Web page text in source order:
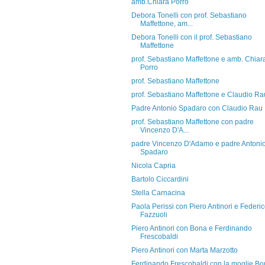
amb.Chiara Porro
Debora Tonelli con prof. Sebastiano
Maffettone, am...
Debora Tonelli con il prof. Sebastiano
Maffettone
prof. Sebastiano Maffettone e amb.
Porro
prof. Sebastiano Maffettone
prof. Sebastiano Maffettone e Claudio
Padre Antonio Spadaro con Claudio Rau
prof. Sebastiano Maffettone con padre
Vincenzo D'A...
padre Vincenzo D'Adamo e padre
Spadaro
Nicola Capria
Bartolo Ciccardini
Stella Carnacina
Paola Perissi con Piero Antinori e
Fazzuoli
Piero Antinori con Bona e Ferdinando
Frescobaldi
Piero Antinori con Marta Marzotto